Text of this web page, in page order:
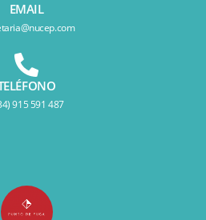
EMAIL
915 591 487